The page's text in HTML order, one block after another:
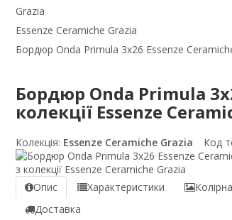
Grazia
Essenze Ceramiche Grazia
Бордюр Onda Primula 3x26 Essenze
Бордюр Onda Primula
колекції Essenze
Колекція: Essenze Ceramiche Grazia Код
Опис Характеристики
Доставка